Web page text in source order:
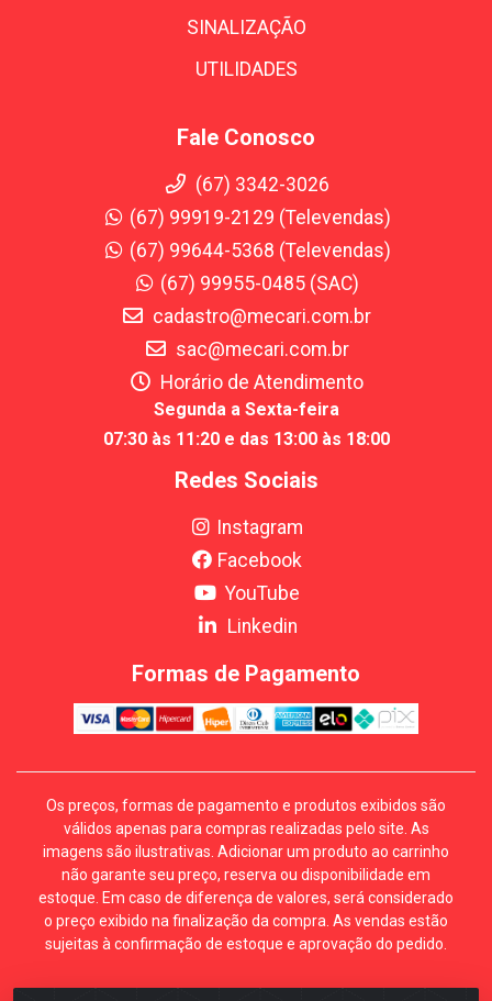
SINALIZAÇÃO
UTILIDADES
Fale Conosco
(67) 3342-3026
(67) 99919-2129 (Televendas)
(67) 99644-5368 (Televendas)
(67) 99955-0485 (SAC)
cadastro@mecari.com.br
sac@mecari.com.br
Horário de Atendimento
Segunda a Sexta-feira
07:30 às 11:20 e das 13:00 às 18:00
Redes Sociais
Instagram
Facebook
YouTube
Linkedin
Formas de Pagamento
Os preços, formas de pagamento e produtos exibidos são
válidos apenas para compras realizadas pelo site. As
imagens são ilustrativas. Adicionar um produto ao carrinho
não garante seu preço, reserva ou disponibilidade em
estoque. Em caso de diferença de valores, será considerado
o preço exibido na finalização da compra. As vendas estão
sujeitas à confirmação de estoque e aprovação do pedido.